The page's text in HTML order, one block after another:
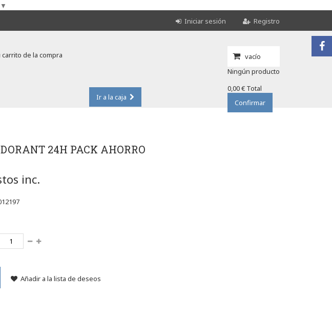
▼
Iniciar sesión
Registro
vacío
Ningún producto
0,00 € Total
Confirmar
de la compra
Ir a la caja
24H PACK AHORRO
inc.
Añadir a la lista de deseos